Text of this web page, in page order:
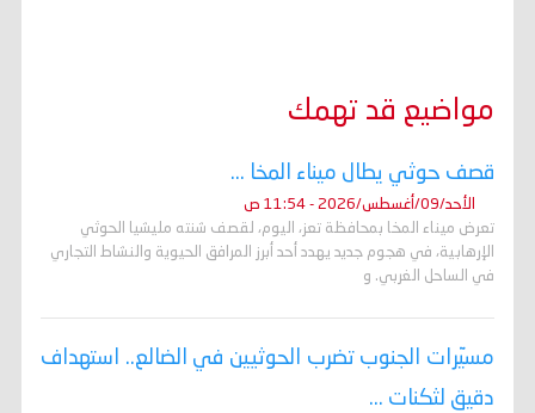
مواضيع قد تهمك
قصف حوثي يطال ميناء المخا ...
الأحد/09/أغسطس/2026 - 11:54 ص
تعرض ميناء المخا بمحافظة تعز، اليوم، لقصف شنته مليشيا الحوثي
الإرهابية، في هجوم جديد يهدد أحد أبرز المرافق الحيوية والنشاط التجاري
في الساحل الغربي. و
مسيّرات الجنوب تضرب الحوثيين في الضالع.. استهداف
دقيق لثكنات ...